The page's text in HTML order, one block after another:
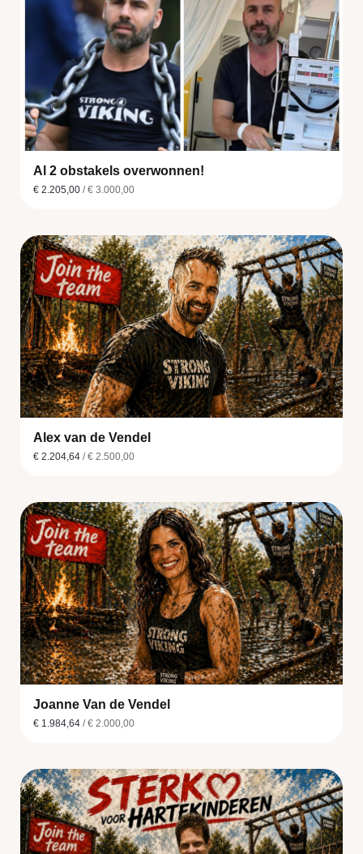
Al 2 obstakels overwonnen!
€ 2.205,00 / € 3.000,00
Alex van de Vendel
€ 2.204,64 / € 2.500,00
Joanne Van de Vendel
€ 1.984,64 / € 2.000,00